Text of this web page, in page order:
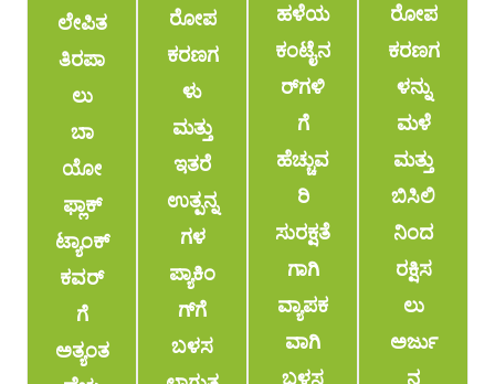
ಲೇಪಿತ
ತಿರಪಾ
ಲು
ಬಾ
ಯೋ
ಫ್ಲಾಕ್
ಟ್ಯಾಂಕ್
ಕವರ್‌
ಗೆ
ಅತ್ಯಂತ
ರೋಪ
ಕರಣಗ
ಳು
ಮತ್ತು
ಇತರೆ
ಉತ್ಪನ್ನ
ಗಳ
ಪ್ಯಾಕಿಂ
ಗ್‌ಗೆ
ಬಳಸ
ಹಳೆಯ
ಕಂಟೈನ
ರ್‌ಗಳಿ
ಗೆ
ಹೆಚ್ಚುವ
ರಿ
ಸುರಕ್ಷತೆ
ಗಾಗಿ
ವ್ಯಾಪಕ
ವಾಗಿ
ಬಳಸ
ರೋಪ
ಕರಣಗ
ಳನ್ನು
ಮಳೆ
ಮತ್ತು
ಬಿಸಿಲಿ
ನಿಂದ
ರಕ್ಷಿಸ
ಲು
ಅರ್ಜು
ನ